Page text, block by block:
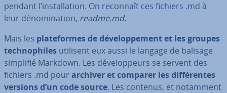
pendant l’ins­tal­la­tion. On reconnaît ces fichiers .md à
leur dé­no­mi­na­tion, readme.md.
Mais les pla­te­formes de dé­ve­lop­pe­ment et les groupes
tech­no­philes utilisent eux aussi le langage de balisage
simplifié Markdown. Les dé­ve­lop­peurs se servent des
fichiers .md pour archiver et comparer les dif­fé­rentes
versions d’un code source. Les contenus, et notamment